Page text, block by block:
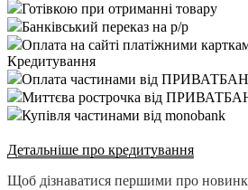
Готівкою при отриманні товару
Банківський переказ на р/р
Оплата на сайті платіжними
Кредитування
Оплата частинами від
Миттєва рострочка від
Купівля частинами від monobank
Детальніше про кредитування
Щоб дізнаватися першими про